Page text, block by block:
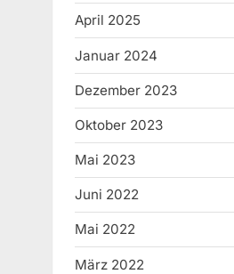
April 2025
Januar 2024
Dezember 2023
Oktober 2023
Mai 2023
Juni 2022
Mai 2022
März 2022